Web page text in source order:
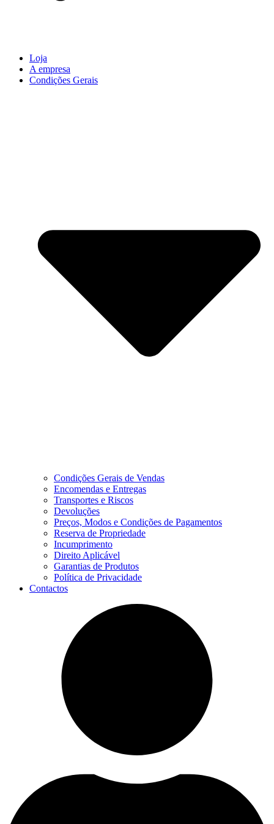
Loja
A empresa
Condições Gerais
Condições Gerais de Vendas
Encomendas e Entregas
Transportes e Riscos
Devoluções
Preços, Modos e Condições de Pagamentos
Reserva de Propriedade
Incumprimento
Direito Aplicável
Garantias de Produtos
Política de Privacidade
Contactos